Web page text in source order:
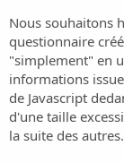
i
o
n
Nous souhaitons
questionnaire
"simplement" en
informations
de Javascript
d'une taille
la suite des autres.